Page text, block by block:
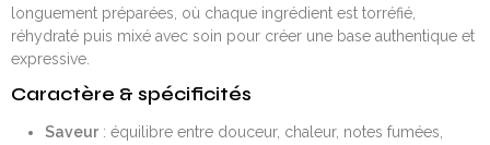
longuement préparées, où chaque ingrédient est torréfié,
réhydraté puis mixé avec soin pour créer une base authentique et
expressive.
Caractère & spécificités
Saveur: équilibre entre douceur, chaleur, notes fumées,